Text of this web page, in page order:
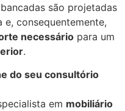
são projetadas
consequentemente,
necessário para um
.
do seu consultório
em mobiliário